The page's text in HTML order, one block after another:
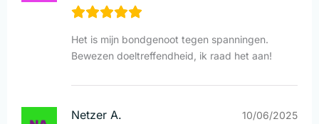
Het is mijn bondgenoot tegen spanningen.
Bewezen doeltreffendheid, ik raad het aan!
Netzer A. 10/06/2025